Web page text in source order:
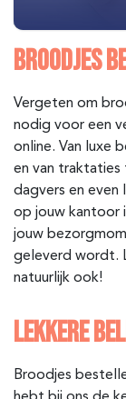
BROODJES
Vergeten om
nodig voor een
online. Van luxe
en van traktaties
dagvers en even
op jouw kantoor
jouw
geleverd wordt.
natuurlijk ook!
LEKKERE
Broodjes